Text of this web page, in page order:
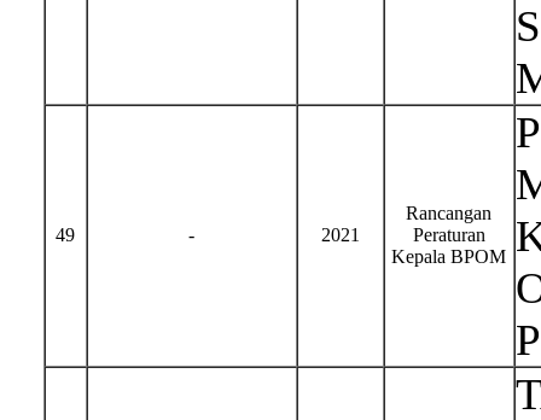
49 - 2021
Rancangan
Peraturan
Kepala BPOM